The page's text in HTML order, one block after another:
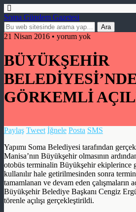
Soma Gündem Gazetesi
21 Nisan 2016 • yorum yok
BÜYÜKŞEHİR
GÖRKEMLİ
Paylaş Tweet İğnele Posta SMS
Yapımı Soma Belediyesi tarafından
Manisa’nın Büyükşehir olmasının
otobüs terminalin Büyükşehir ekiplerince
kullanılır hale getirilmesinden sonra
tamamlanan ve devam eden çalışmaların
Büyükşehir Belediye Başkanı Cengiz
törenle açılışı gerçekleştirildi.